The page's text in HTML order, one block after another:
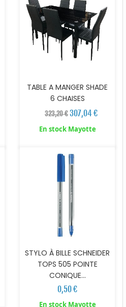
TABLE A MANGER SHADE
6 CHAISES
323,20 €307,04 €
En stock Mayotte
STYLO À BILLE SCHNEIDER
TOPS 505 POINTE
CONIQUE...
0,50 €
En stock Mayotte